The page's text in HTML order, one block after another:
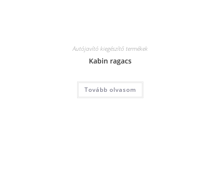
Autójavító kiegészítő termékek
Kabin ragacs
Tovább olvasom